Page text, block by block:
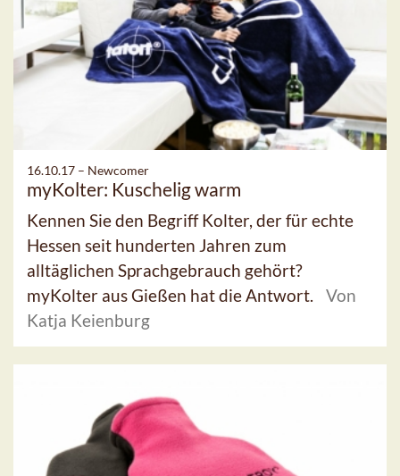
16.10.17 – Newcomer
myKolter: Kuschelig warm
Kennen Sie den Begriff Kolter, der für echte
Hessen seit hunderten Jahren zum
alltäglichen Sprachgebrauch gehört?
myKolter aus Gießen hat die Antwort.
Von
Katja Keienburg